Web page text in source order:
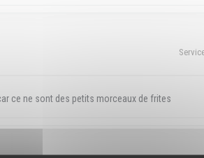
ce ne sont des petits morceaux de frites